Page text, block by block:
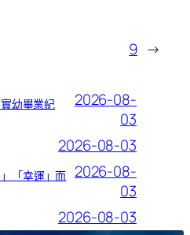
9 →
幼畢業紀
2026-08-
03
2026-08-03
「幸運」而
2026-08-
03
2026-08-03